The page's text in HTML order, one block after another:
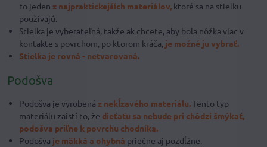
to jeden z najpraktickejších materiálov, ktoré sa na stielku
používajú.
Stielka je vyberateľná, takže ak chcete, aby bola nôžka viac v
kontakte s povrchom, po ktorom kráča, je možné ju vybrať.
Stielka je rovná - netvarovaná.
Podošva
Podošva je vyrobená z nekĺzavého materiálu.Tento typ
materiálu zaistí to, že dieťaťu sa nebude pri chôdzi šmýkať,
podošva priľne k povrchu chodníka.
Podošva je mäkká a ohybná priečne aj pozdĺžne.